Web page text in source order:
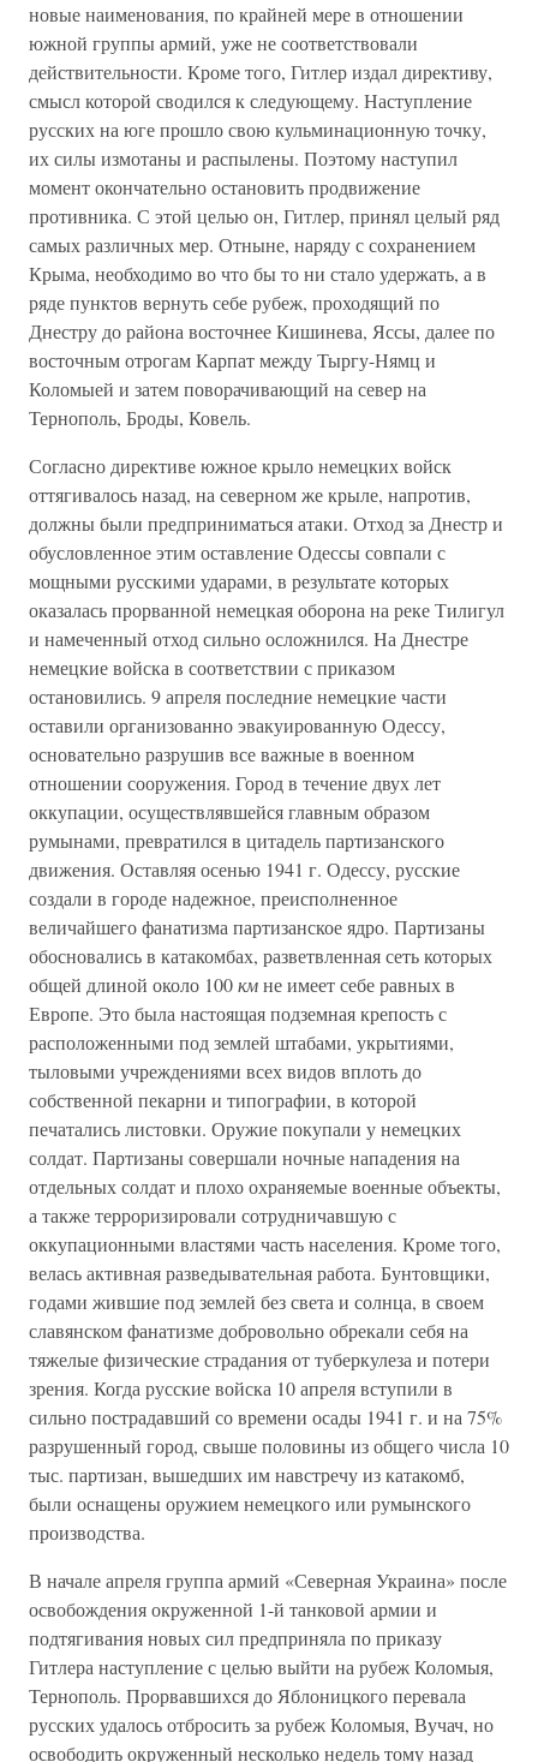
новые наименования, по крайней мере в отношении
южной группы армий, уже не соответствовали
действительности. Кроме того, Гитлер издал директиву,
смысл которой сводился к следующему. Наступление
русских на юге прошло свою кульминационную точку,
их силы измотаны и распылены. Поэтому наступил
момент окончательно остановить продвижение
противника. С этой целью он, Гитлер, принял целый ряд
самых различных мер. Отныне, наряду с сохранением
Крыма, необходимо во что бы то ни стало удержать, а в
ряде пунктов вернуть себе рубеж, проходящий по
Днестру до района восточнее Кишинева, Яссы, далее по
восточным отрогам Карпат между Тыргу-Нямц и
Коломыей и затем поворачивающий на север на
Тернополь, Броды, Ковель.
Согласно директиве южное крыло немецких войск
оттягивалось назад, на северном же крыле, напротив,
должны были предприниматься атаки. Отход за Днестр и
обусловленное этим оставление Одессы совпали с
мощными русскими ударами, в результате которых
оказалась прорванной немецкая оборона на реке Тилигул
и намеченный отход сильно осложнился. На Днестре
немецкие войска в соответствии с приказом
остановились. 9 апреля последние немецкие части
оставили организованно эвакуированную Одессу,
основательно разрушив все важные в военном
отношении сооружения. Город в течение двух лет
оккупации, осуществлявшейся главным образом
румынами, превратился в цитадель партизанского
движения. Оставляя осенью 1941 г. Одессу, русские
создали в городе надежное, преисполненное
величайшего фанатизма партизанское ядро. Партизаны
обосновались в катакомбах, разветвленная сеть которых
общей длиной около 100кмне имеет себе равных в
Европе. Это была настоящая подземная крепость с
расположенными под землей штабами, укрытиями,
тыловыми учреждениями всех видов вплоть до
собственной пекарни и типографии, в которой
печатались листовки. Оружие покупали у немецких
солдат. Партизаны совершали ночные нападения на
отдельных солдат и плохо охраняемые военные объекты,
а также терроризировали сотрудничавшую с
оккупационными властями часть населения. Кроме того,
велась активная разведывательная работа. Бунтовщики,
годами жившие под землей без света и солнца, в своем
славянском фанатизме добровольно обрекали себя на
тяжелые физические страдания от туберкулеза и потери
зрения. Когда русские войска 10 апреля вступили в
сильно пострадавший со времени осады 1941 г. и на 75%
разрушенный город, свыше половины из общего числа 10
тыс. партизан, вышедших им навстречу из катакомб,
были оснащены оружием немецкого или румынского
производства.
В начале апреля группа армий «Северная Украина» после
освобождения окруженной 1-й танковой армии и
подтягивания новых сил предприняла по приказу
Гитлера наступление с целью выйти на рубеж Коломыя,
Тернополь. Прорвавшихся до Яблоницкого перевала
русских удалось отбросить за рубеж Коломыя, Вучач, но
освободить окруженный несколько недель тому назад